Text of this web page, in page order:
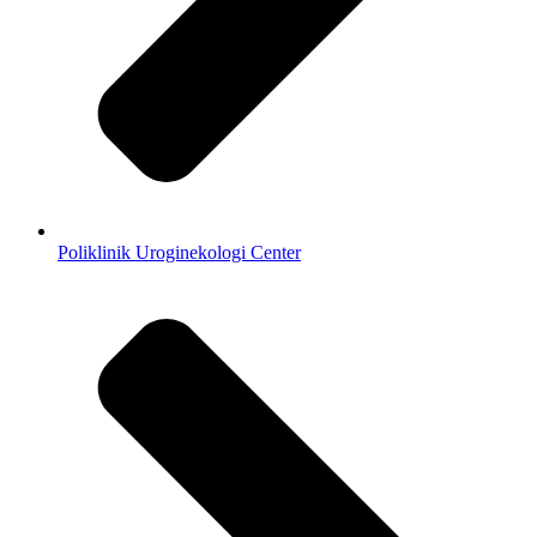
Poliklinik Uroginekologi Center